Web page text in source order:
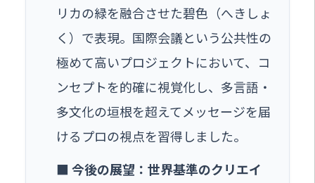
リカの緑を融合させた碧色（へきしょ
く）で表現。国際会議という公共性の
極めて高いプロジェクトにおいて、コ
ンセプトを的確に視覚化し、多言語・
多文化の垣根を超えてメッセージを届
けるプロの視点を習得しました。
■ 今後の展望：世界基準のクリエイ